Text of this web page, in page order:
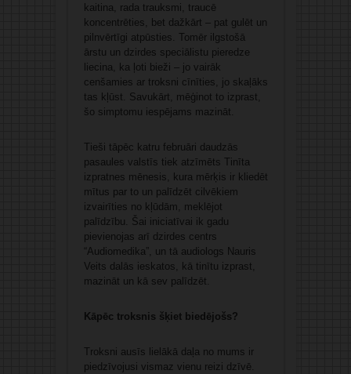
kaitina, rada trauksmi, traucē
koncentrēties, bet dažkārt – pat gulēt un
pilnvērtīgi atpūsties. Tomēr ilgstošā
ārstu un dzirdes speciālistu pieredze
liecina, ka ļoti bieži – jo vairāk
cenšamies ar troksni cīnīties, jo skaļāks
tas kļūst. Savukārt, mēģinot to izprast,
šo simptomu iespējams mazināt.
Tieši tāpēc katru februāri daudzās
pasaules valstīs tiek atzīmēts Tinīta
izpratnes mēnesis, kura mērķis ir kliedēt
mītus par to un palīdzēt cilvēkiem
izvairīties no kļūdām, meklējot
palīdzību. Šai iniciatīvai ik gadu
pievienojas arī dzirdes centrs
“Audiomedika”, un tā audiologs Nauris
Veits dalās ieskatos, kā tinītu izprast,
mazināt un kā sev palīdzēt.
Kāpēc troksnis šķiet biedējošs?
Troksni ausīs lielākā daļa no mums ir
piedzīvojusi vismaz vienu reizi dzīvē.